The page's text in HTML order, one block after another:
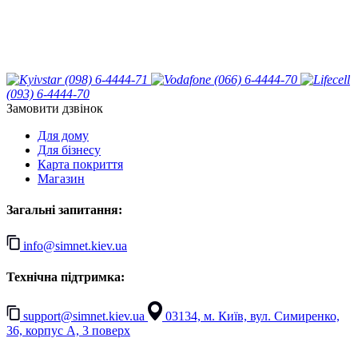
(098) 6-4444-71
(066) 6-4444-70
(093) 6-4444-70
Замовити дзвінок
Для дому
Для бізнесу
Карта покриття
Магазин
Загальні запитання:
info@simnet.kiev.ua
Технічна підтримка:
support@simnet.kiev.ua
03134, м. Київ, вул. Симиренко,
36, корпус А, 3 поверх